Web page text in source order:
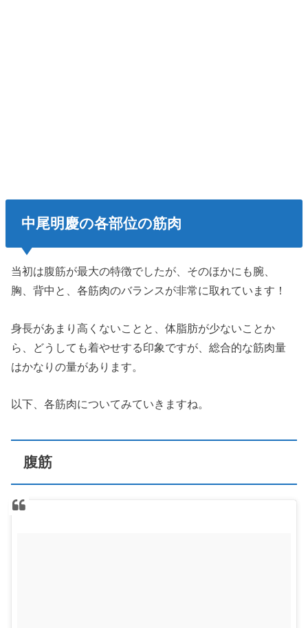
中尾明慶の各部位の筋肉
当初は腹筋が最大の特徴でしたが、そのほかにも腕、
胸、背中と、各筋肉のバランスが非常に取れています！
身長があまり高くないことと、体脂肪が少ないことか
ら、どうしても着やせする印象ですが、総合的な筋肉量
はかなりの量があります。
以下、各筋肉についてみていきますね。
腹筋